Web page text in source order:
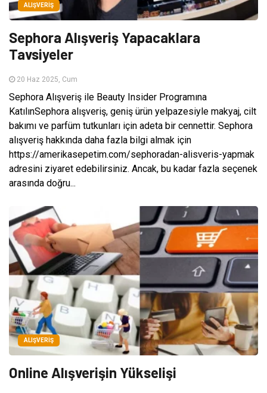
ALIŞVERIŞ
Sephora Alışveriş Yapacaklara
Tavsiyeler
20 Haz 2025, Cum
Sephora Alışveriş ile Beauty Insider Programına
KatılınSephora alışveriş, geniş ürün yelpazesiyle makyaj, cilt
bakımı ve parfüm tutkunları için adeta bir cennettir. Sephora
alışveriş hakkında daha fazla bilgi almak için
https://amerikasepetim.com/sephoradan-alisveris-yapmak
adresini ziyaret edebilirsiniz. Ancak, bu kadar fazla seçenek
arasında doğru...
ALIŞVERIŞ
Online Alışverişin Yükselişi